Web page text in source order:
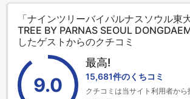
ます。各部屋タイプ欄の記載をご確認くださ
6室以上の予約には、特別ポリシーが適用さ
す。
「ナインツリーバイパルナスソウル東
TREE BY PARNAS SEOUL
したゲストからのクチコミ
9.0
最高!
15,681件のくちコミ
クチコミは当サイト利用者か